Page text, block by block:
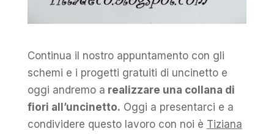
Continua il nostro appuntamento con gli
schemi e i progetti gratuiti di uncinetto e
oggi andremo a realizzare una collana di
fiori all’uncinetto. Oggi a presentarci e a
condividere questo lavoro con noi è Tiziana